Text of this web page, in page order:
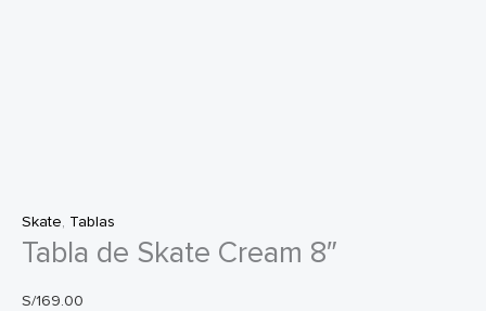
Skate, Tablas
Tabla de Skate Cream 8″
S/169.00